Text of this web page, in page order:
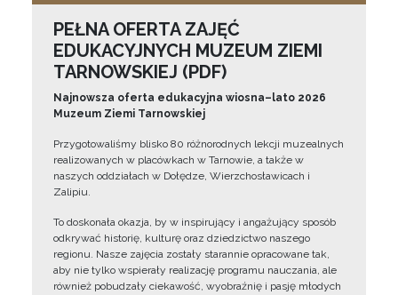
PEŁNA OFERTA ZAJĘĆ
EDUKACYJNYCH MUZEUM ZIEMI
TARNOWSKIEJ (PDF)
Najnowsza oferta edukacyjna wiosna–lato 2026
Muzeum Ziemi Tarnowskiej
Przygotowaliśmy blisko 80 różnorodnych lekcji muzealnych
realizowanych w placówkach w Tarnowie, a także w
naszych oddziałach w Dołędze, Wierzchosławicach i
Zalipiu.
To doskonała okazja, by w inspirujący i angażujący sposób
odkrywać historię, kulturę oraz dziedzictwo naszego
regionu. Nasze zajęcia zostały starannie opracowane tak,
aby nie tylko wspierały realizację programu nauczania, ale
również pobudzały ciekawość, wyobraźnię i pasję młodych